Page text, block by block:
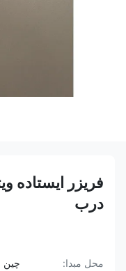
فریزر ایستاده
درب
محل مبدا:
چين